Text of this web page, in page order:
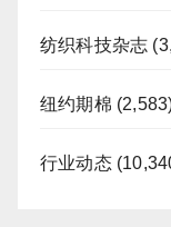
纺织科技杂志
纽约期棉
行业动态